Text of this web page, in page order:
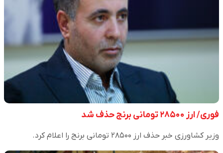
فوری/ ارز ۲۸۵۰۰ تومانی برنج حذف شد
وزیر کشاورزی خبر حذف ارز ۲۸۵۰۰ تومانی برنج را اعلام کرد.